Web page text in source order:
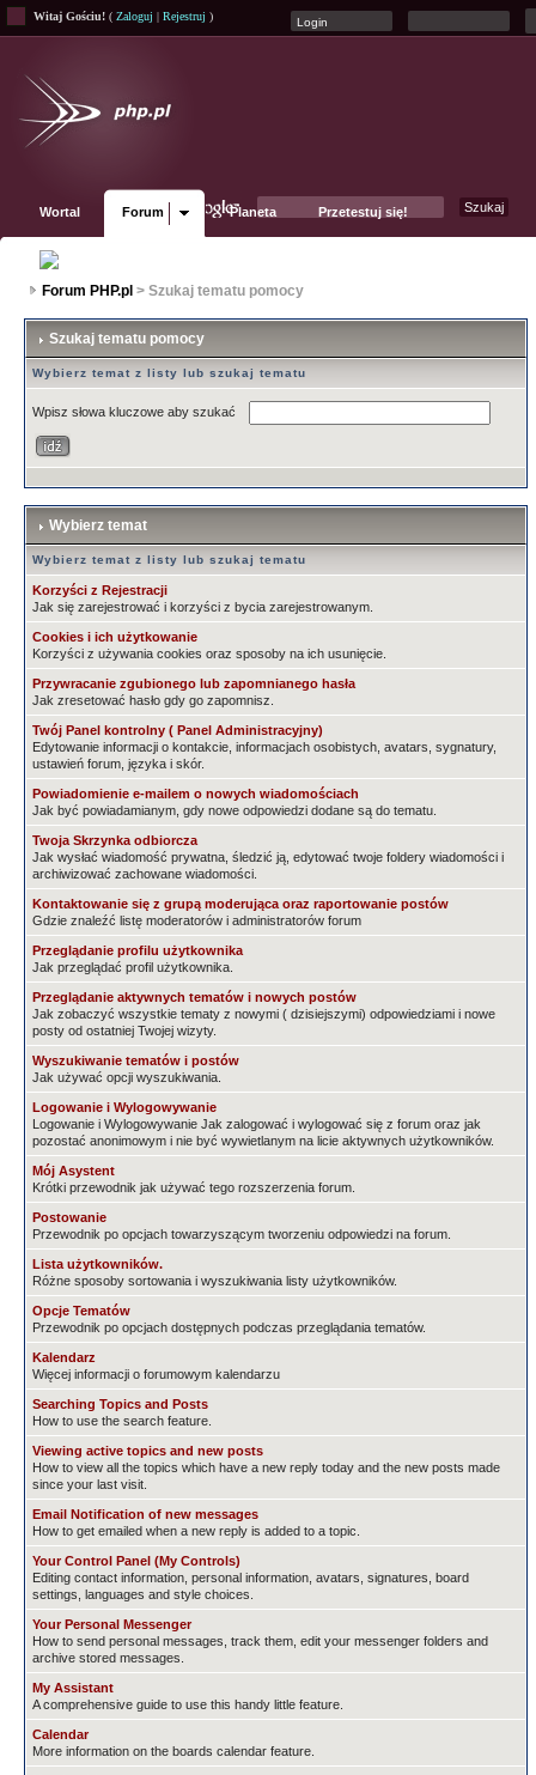
Witaj Gościu! ( Zaloguj | Rejestruj )
Wortal Forum Planeta Przetestuj się!
Forum PHP.pl > Szukaj tematu pomocy
Szukaj tematu pomocy
Wybierz temat z listy lub szukaj tematu
Wpisz słowa kluczowe aby szukać
Wybierz temat
Wybierz temat z listy lub szukaj tematu
Korzyści z Rejestracji
Jak się zarejestrować i korzyści z bycia zarejestrowanym.
Cookies i ich użytkowanie
Korzyści z używania cookies oraz sposoby na ich usunięcie.
Przywracanie zgubionego lub zapomnianego hasła
Jak zresetować hasło gdy go zapomnisz.
Twój Panel kontrolny ( Panel Administracyjny)
Edytowanie informacji o kontakcie, informacjach osobistych, avatars, sygnatury,
ustawień forum, języka i skór.
Powiadomienie e-mailem o nowych wiadomościach
Jak być powiadamianym, gdy nowe odpowiedzi dodane są do tematu.
Twoja Skrzynka odbiorcza
Jak wysłać wiadomość prywatna, śledzić ją, edytować twoje foldery wiadomości i
archiwizować zachowane wiadomości.
Kontaktowanie się z grupą moderująca oraz raportowanie postów
Gdzie znaleźć listę moderatorów i administratorów forum
Przeglądanie profilu użytkownika
Jak przeglądać profil użytkownika.
Przeglądanie aktywnych tematów i nowych postów
Jak zobaczyć wszystkie tematy z nowymi ( dzisiejszymi) odpowiedziami i nowe
posty od ostatniej Twojej wizyty.
Wyszukiwanie tematów i postów
Jak używać opcji wyszukiwania.
Logowanie i Wylogowywanie
Logowanie i Wylogowywanie Jak zalogować i wylogować się z forum oraz jak
pozostać anonimowym i nie być wywietlanym na licie aktywnych użytkowników.
Mój Asystent
Krótki przewodnik jak używać tego rozszerzenia forum.
Postowanie
Przewodnik po opcjach towarzyszącym tworzeniu odpowiedzi na forum.
Lista użytkowników.
Różne sposoby sortowania i wyszukiwania listy użytkowników.
Opcje Tematów
Przewodnik po opcjach dostępnych podczas przeglądania tematów.
Kalendarz
Więcej informacji o forumowym kalendarzu
Searching Topics and Posts
How to use the search feature.
Viewing active topics and new posts
How to view all the topics which have a new reply today and the new posts made
since your last visit.
Email Notification of new messages
How to get emailed when a new reply is added to a topic.
Your Control Panel (My Controls)
Editing contact information, personal information, avatars, signatures, board
settings, languages and style choices.
Your Personal Messenger
How to send personal messages, track them, edit your messenger folders and
archive stored messages.
My Assistant
A comprehensive guide to use this handy little feature.
Calendar
More information on the boards calendar feature.